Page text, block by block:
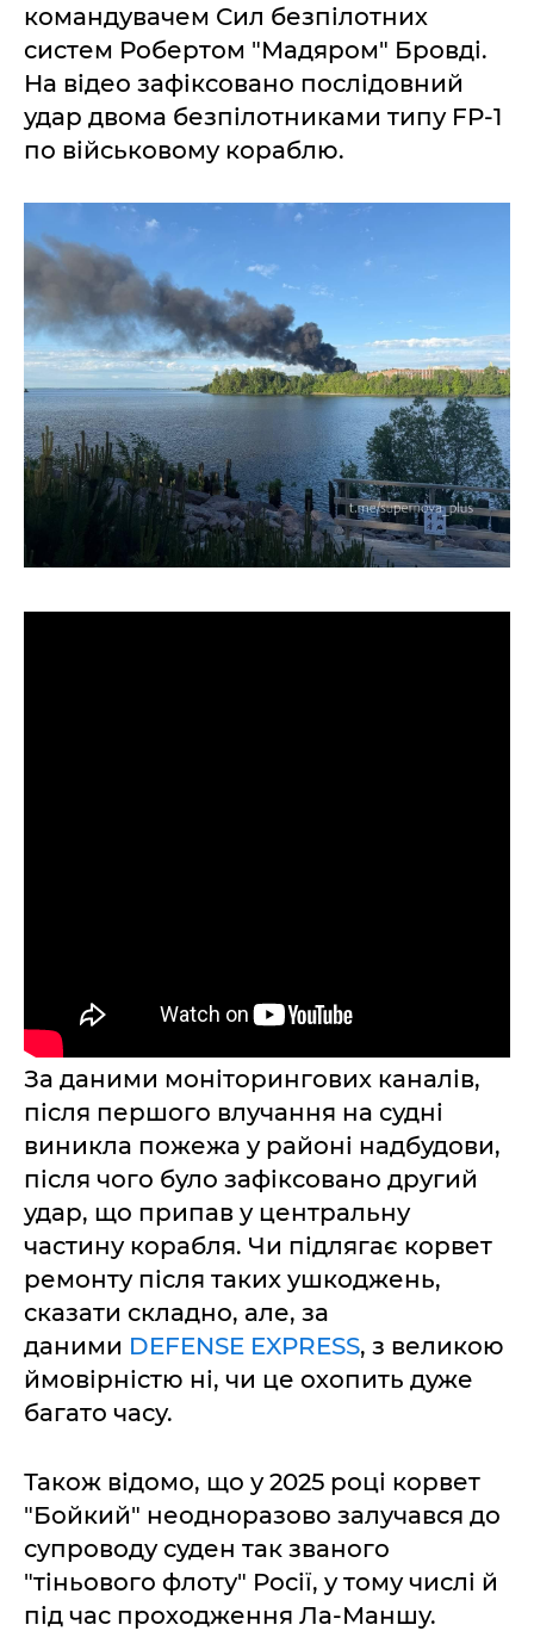
командувачем Сил безпілотних
систем Робертом "Мадяром" Бровді.
На відео зафіксовано послідовний
удар двома безпілотниками типу FP-1
по військовому кораблю.
За даними моніторингових каналів,
після першого влучання на судні
виникла пожежа у районі надбудови,
після чого було зафіксовано другий
удар, що припав у центральну
частину корабля. Чи підлягає корвет
ремонту після таких ушкоджень,
сказати складно, але, за
даними DEFENSE EXPRESS, з великою
ймовірністю ні, чи це охопить дуже
багато часу.
Також відомо, що у 2025 році корвет
"Бойкий" неодноразово залучався до
супроводу суден так званого
"тіньового флоту" Росії, у тому числі й
під час проходження Ла-Маншу.